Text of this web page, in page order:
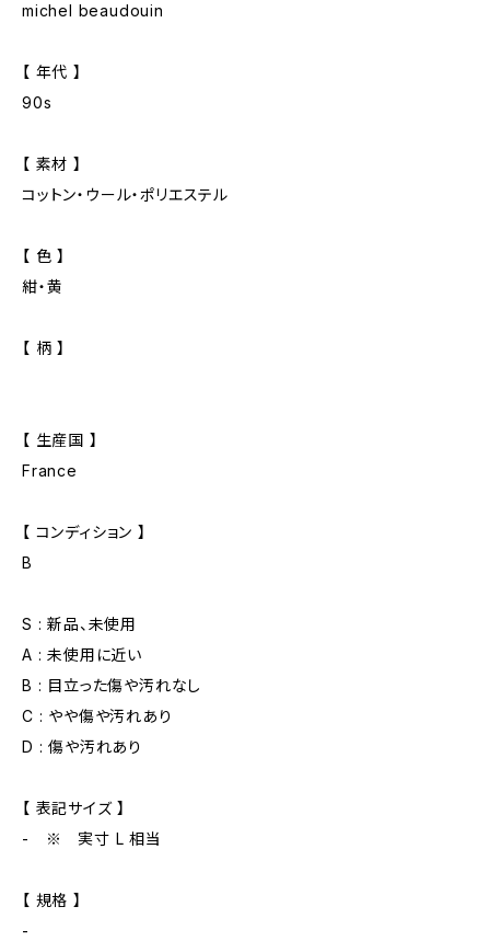
michel beaudouin
【 年代 】
90s
【 素材 】
コットン・ウール・ポリエステル
【 色 】
紺・黄
【 柄 】
【 生産国 】
France
【 コンディション 】
B
S : 新品、未使用
A : 未使用に近い
B : 目立った傷や汚れなし
C : やや傷や汚れあり
D : 傷や汚れあり
【 表記サイズ 】
- ※ 実寸 L 相当
【 規格 】
-